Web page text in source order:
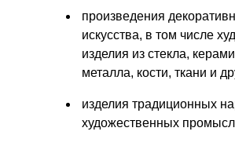
произведения
искусства, в том числе
изделия из стекла,
металла, кости, ткани и
изделия традиционных
художественных